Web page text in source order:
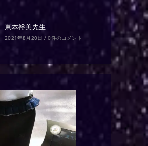
東本裕美先生
2021年8月20日 / 0件のコメント